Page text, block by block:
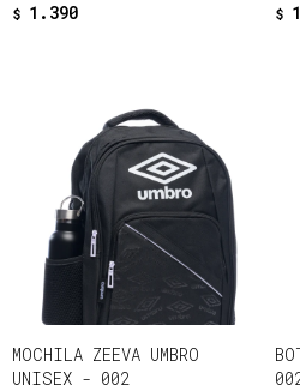
$ 1.390 $
MOCHILA ZEEVA UMBRO
UNISEX - 002